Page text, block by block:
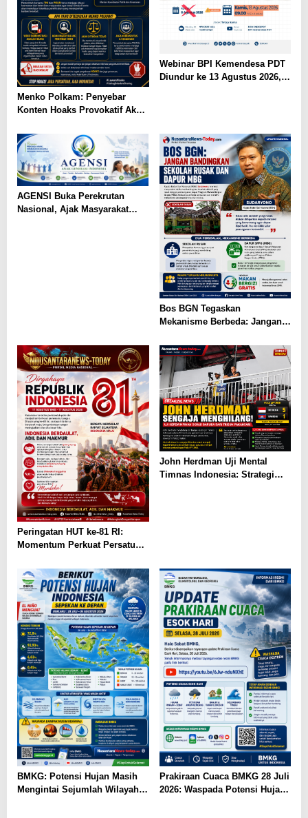
Menko Polkam: Penyebar
Konten Hoaks Provokatif Akan
Webinar BPI Kemendesa PDT
Diundur ke 13 Agustus 2026,
AGENSI Buka Perekrutan
Nasional, Ajak Masyarakat
Bos BGN Tegaskan
Mekanisme Berbeda: Jangan
dengan Dapur MBG
Peringatan HUT ke-81 RI:
Momentum Perkuat Persatuan
Adil, dan Makmur
John Herdman Uji Mental
Timnas Indonesia: Strategi
BMKG: Potensi Hujan Masih
Mengintai Sejumlah Wilayah
Prakiraan Cuaca BMKG 28 Juli
2026: Waspada Potensi Hujan